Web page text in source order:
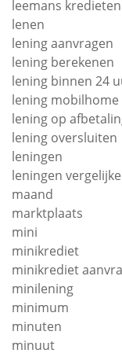
leemans kredieten
lenen
lening aanvragen
lening berekenen
lening binnen 24
lening mobilhome
lening op
lening oversluiten
leningen
leningen
maand
marktplaats
mini
minikrediet
minikrediet
minilening
minimum
minuten
minuut